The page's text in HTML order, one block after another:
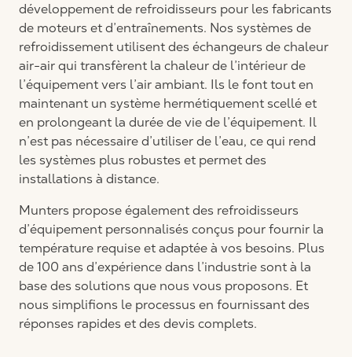
développement de refroidisseurs pour les fabricants
de moteurs et d’entraînements. Nos systèmes de
refroidissement utilisent des échangeurs de chaleur
air-air qui transfèrent la chaleur de l’intérieur de
l’équipement vers l’air ambiant. Ils le font tout en
maintenant un système hermétiquement scellé et
en prolongeant la durée de vie de l’équipement. Il
n’est pas nécessaire d’utiliser de l’eau, ce qui rend
les systèmes plus robustes et permet des
installations à distance.
Munters propose également des refroidisseurs
d’équipement personnalisés conçus pour fournir la
température requise et adaptée à vos besoins. Plus
de 100 ans d’expérience dans l’industrie sont à la
base des solutions que nous vous proposons. Et
nous simplifions le processus en fournissant des
réponses rapides et des devis complets.